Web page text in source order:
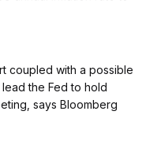
coupled with a possible
the Fed to hold
says Bloomberg